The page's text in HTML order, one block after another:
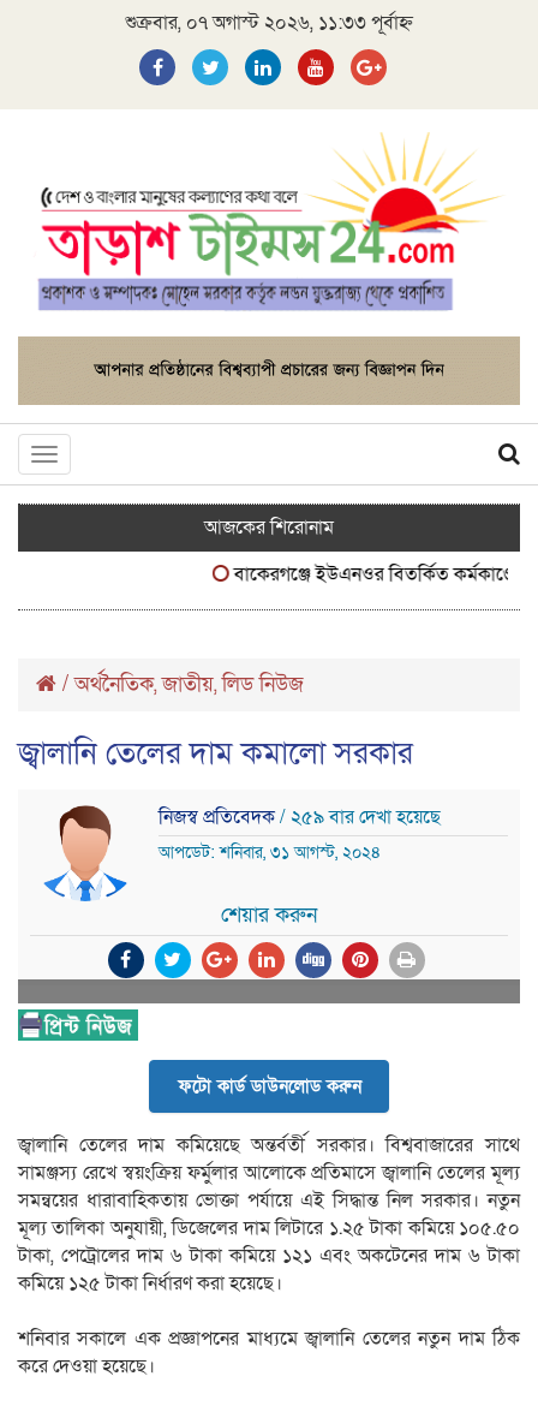
শুক্রবার, ০৭ অগাস্ট ২০২৬, ১১:৩৩ পূর্বাহ্ন
Toggle
navigation
আজকের শিরোনাম
বাকেরগঞ্জে ইউএনওর বিতর্কিত কর্মকাণ্ডে
/অর্থনৈতিক,জাতীয়,লিড নিউজ
জ্বালানি তেলের দাম কমালো সরকার
নিজস্ব প্রতিবেদক/ ২৫৯ বার দেখা হয়েছে
আপডেট: শনিবার, ৩১ আগস্ট, ২০২৪
শেয়ার করুন
ফটো কার্ড ডাউনলোড করুন
জ্বালানি তেলের দাম কমিয়েছে অন্তর্বর্তী সরকার। বিশ্ববাজারের সাথে
সামঞ্জস্য রেখে স্বয়ংক্রিয় ফর্মুলার আলোকে প্রতিমাসে জ্বালানি তেলের মূল্য
সমন্বয়ের ধারাবাহিকতায় ভোক্তা পর্যায়ে এই সিদ্ধান্ত নিল সরকার। নতুন
মূল্য তালিকা অনুযায়ী, ডিজেলের দাম লিটারে ১.২৫ টাকা কমিয়ে ১০৫.৫০
টাকা, পেট্রোলের দাম ৬ টাকা কমিয়ে ১২১ এবং অকটেনের দাম ৬ টাকা
কমিয়ে ১২৫ টাকা নির্ধারণ করা হয়েছে।
শনিবার সকালে এক প্রজ্ঞাপনের মাধ্যমে জ্বালানি তেলের নতুন দাম ঠিক
করে দেওয়া হয়েছে।